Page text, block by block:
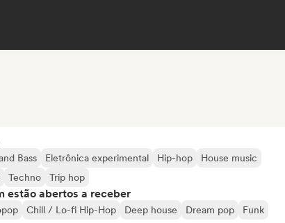
Bass Eletrônica experimental Hip-hop
House music
Techno Trip hop
estão abertos a receber
Chill / Lo-fi Hip-Hop Deep house Dream pop
Funk